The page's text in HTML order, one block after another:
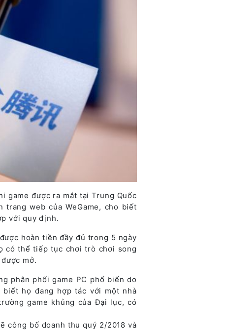
game được ra mắt tại Trung Quốc
web của WeGame, cho biết
với quy định.
hoàn tiền đầy đủ trong 5 ngày
có thể tiếp tục chơi trò chơi song
mở.
phân phối game PC phổ biến do
biết họ đang hợp tác với một nhà
game khủng của Đại lục, có
công bố doanh thu quý 2/2018 và